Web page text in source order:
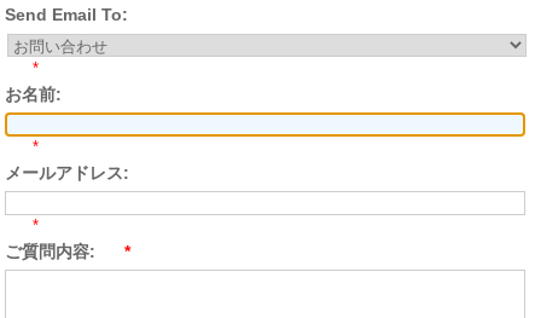
Send Email To:
*
お名前:
*
メールアドレス:
*
ご質問内容: *